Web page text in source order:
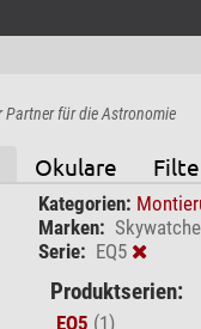
Partner für die Astronomie
Okulare
Kategorien:
Marken:
Serie: EQ5
Produktserien:
EQ5 (1)